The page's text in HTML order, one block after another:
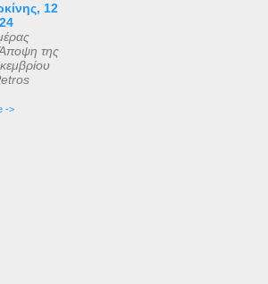
12
Άποψη της
->